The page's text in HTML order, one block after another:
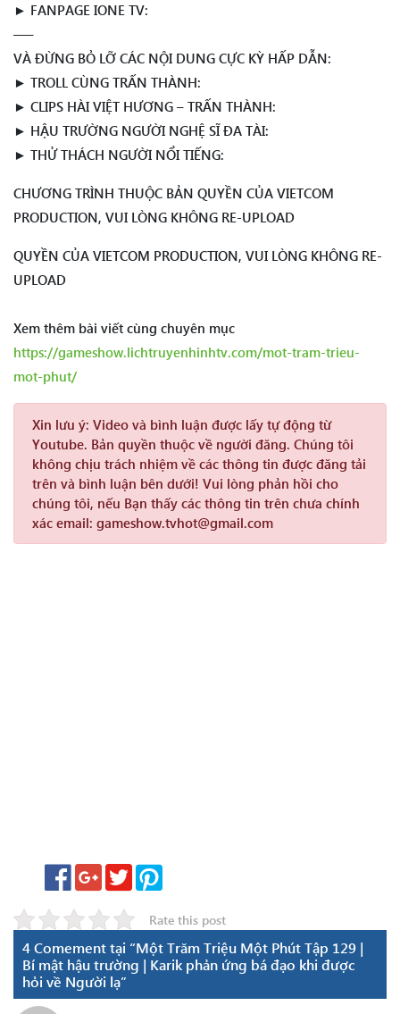
► FANPAGE IONE TV:
—–
VÀ ĐỪNG BỎ LỠ CÁC NỘI DUNG CỰC KỲ HẤP DẪN:
► TROLL CÙNG TRẤN THÀNH:
► CLIPS HÀI VIỆT HƯƠNG – TRẤN THÀNH:
► HẬU TRƯỜNG NGƯỜI NGHỆ SĨ ĐA TÀI:
► THỬ THÁCH NGƯỜI NỔI TIẾNG:
CHƯƠNG TRÌNH THUỘC BẢN QUYỀN CỦA VIETCOM
PRODUCTION, VUI LÒNG KHÔNG RE-UPLOAD
QUYỀN CỦA VIETCOM PRODUCTION, VUI LÒNG KHÔNG RE-
UPLOAD
Xem thêm bài viết cùng chuyên mục
https://gameshow.lichtruyenhinhtv.com/mot-tram-trieu-
mot-phut/
Xin lưu ý: Video và bình luận được lấy tự động từ
Youtube. Bản quyền thuộc về người đăng. Chúng tôi
không chịu trách nhiệm về các thông tin được đăng tải
trên và bình luận bên dưới! Vui lòng phản hồi cho
chúng tôi, nếu Bạn thấy các thông tin trên chưa chính
xác email: gameshow.tvhot@gmail.com
Rate this post
4 Comement tại “Một Trăm Triệu Một Phút Tập 129 |
Bí mật hậu trường | Karik phản ứng bá đạo khi được
hỏi về Người lạ”